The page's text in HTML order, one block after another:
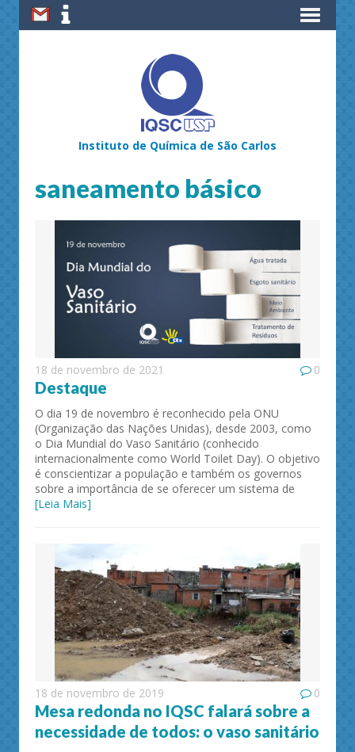
Instituto de Química de São Carlos
saneamento básico
18 de novembro de 2021 0
Destaque
O dia 19 de novembro é reconhecido pela ONU
(Organização das Nações Unidas), desde 2003, como
o Dia Mundial do Vaso Sanitário (conhecido
internacionalmente como World Toilet Day). O objetivo
é conscientizar a população e também os governos
sobre a importância de se oferecer um sistema de
[Leia Mais]
18 de novembro de 2019 0
Mesa redonda no IQSC falará sobre a
necessidade de todos: o vaso sanitário